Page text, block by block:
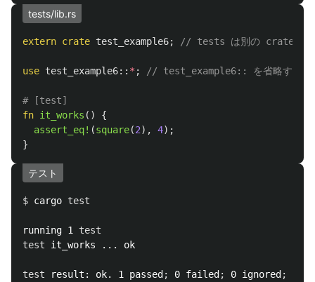
tests/lib.rs
extern crate test_example6; // tests は別の crate にな
use test_example6:: * ; // test_example6:: を省略するた
# [test]
fn it_works ()
{
assert_eq! (square(2), 4);
}
テスト
$ cargo test
running 1 test
test it_works ... ok
test result: ok. 1 passed ; 0 failed ; 0 ignored ;